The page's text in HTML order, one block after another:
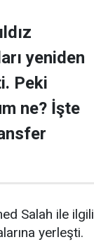
yeniden
Peki
ne? İşte
Salah ile ilgili
yerleşti.